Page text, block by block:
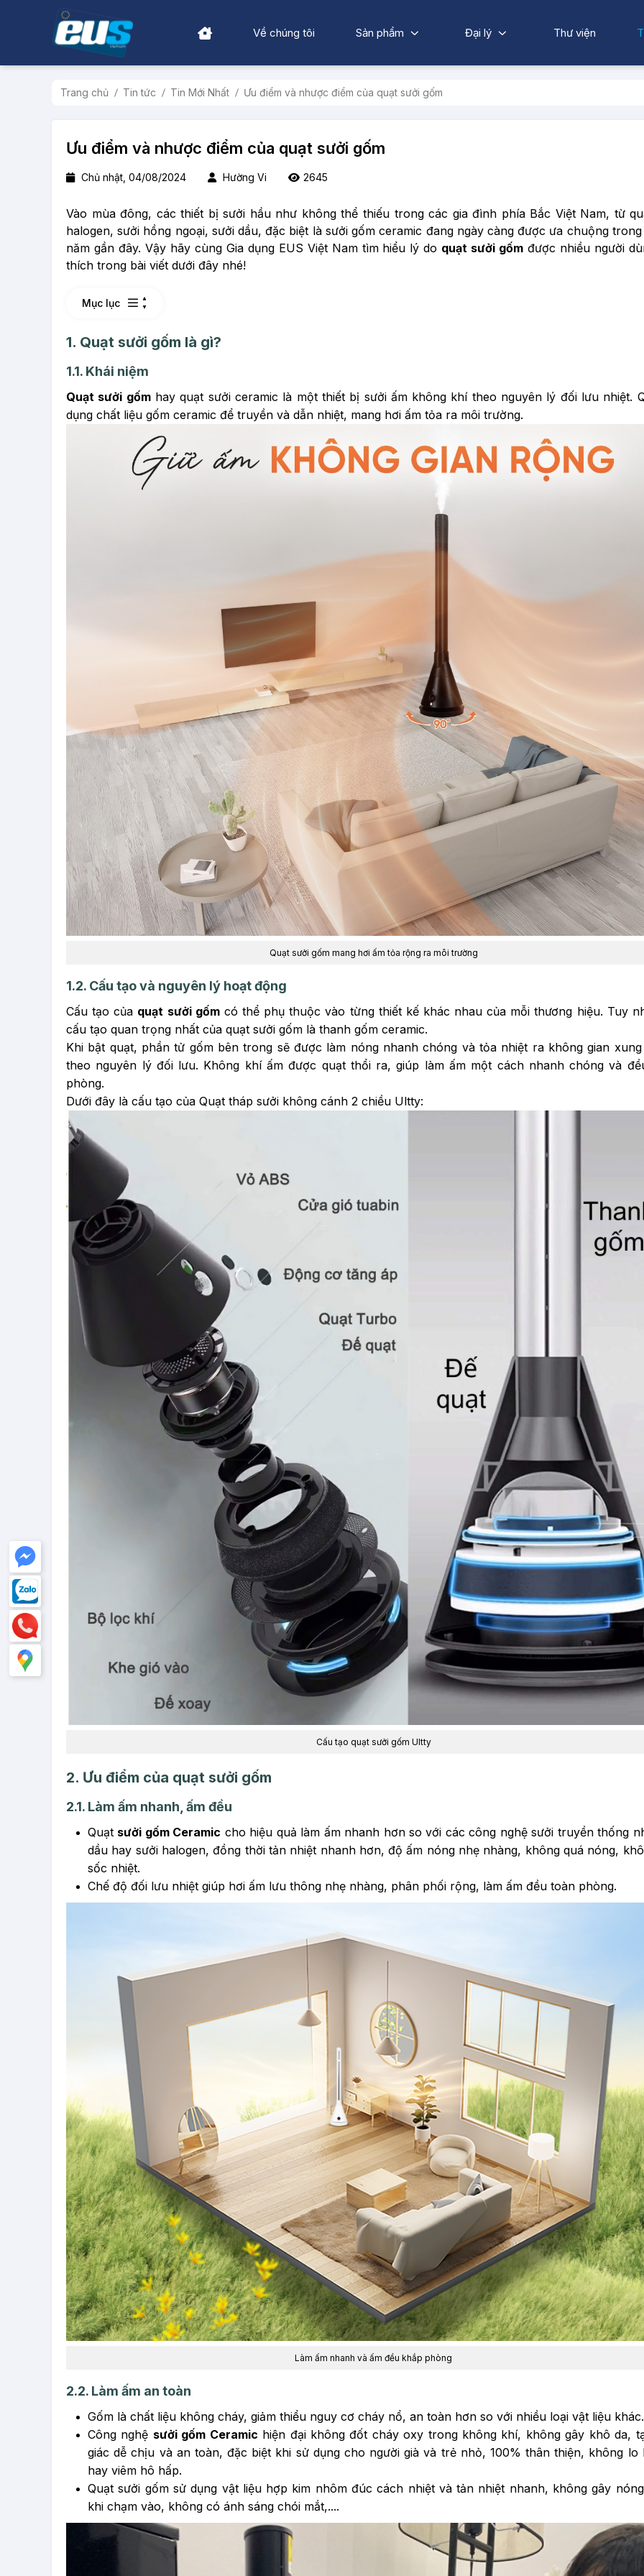
Về chúng tôi Sản phẩm Đại lý Thư viện
Trang chủ Tin tức Tin Mới Nhất Ưu điểm và nhược điểm của quạt sưởi gốm
Ưu điểm và nhược điểm của quạt sưởi gốm
Chủ nhật, 04/08/2024 Hường Vi 2645
Vào mùa đông, các thiết bị sưởi hầu như không thể thiếu trong các gia đình phía Bắc Việt Nam, từ
halogen, sưởi hồng ngoại, sưởi dầu, đặc biệt là sưởi gốm ceramic đang ngày càng được ưa chuộng
năm gần đây. Vậy hãy cùng Gia dụng EUS Việt Nam tìm hiểu lý do quạt sưởi gốm được nhiều người
thích trong bài viết dưới đây nhé!
Mục lục
1. Quạt sưởi gốm là gì?
1.1. Khái niệm
Quạt sưởi gốmhay quạt sưởi ceramic là một thiết bị sưởi ấm không khí theo nguyên lý đối lưu nhiệt.
dụng chất liệu gốm ceramic để truyền và dẫn nhiệt, mang hơi ấm tỏa ra môi trường.
Quạt sưởi gốm mang hơi ấm tỏa rộng ra môi trường
1.2. Cấu tạo và nguyên lý hoạt động
Cấu tạo của quạt sưởi gốmcó thể phụ thuộc vào từng thiết kế khác nhau của mỗi thương hiệu. Tuy
cấu tạo quan trọng nhất của quạt sưởi gốm là thanh gốm ceramic.
Khi bật quạt, phần tử gốm bên trong sẽ được làm nóng nhanh chóng và tỏa nhiệt ra không gian
theo nguyên lý đối lưu. Không khí ấm được quạt thổi ra, giúp làm ấm một cách nhanh chóng và
phòng.
Dưới đây là cấu tạo của Quạt tháp sưởi không cánh 2 chiều Ultty:
Cấu tạo quạt sưởi gốm Ultty
2. Ưu điểm của quạt sưởi gốm
2.1. Làm ấm nhanh, ấm đều
Quạt sưởi gốm Ceramic cho hiệu quả làm ấm nhanh hơn so với các công nghệ sưởi truyền thống
dầu hay sưởi halogen, đồng thời tản nhiệt nhanh hơn, độ ấm nóng nhẹ nhàng, không quá nóng,
sốc nhiệt.
Chế độ đối lưu nhiệt giúp hơi ấm lưu thông nhẹ nhàng, phân phối rộng, làm ấm đều toàn phòng.
Làm ấm nhanh và ấm đều khắp phòng
2.2. Làm ấm an toàn
Gốm là chất liệu không cháy, giảm thiểu nguy cơ cháy nổ, an toàn hơn so với nhiều loại vật liệu khác.
Công nghệ sưởi gốm Ceramic hiện đại không đốt cháy oxy trong không khí, không gây khô da,
giác dễ chịu và an toàn, đặc biệt khi sử dụng cho người già và trẻ nhỏ, 100% thân thiện, không lo
hay viêm hô hấp.
Quạt sưởi gốm sử dụng vật liệu hợp kim nhôm đúc cách nhiệt và tản nhiệt nhanh, không gây
khi chạm vào, không có ánh sáng chói mắt,....